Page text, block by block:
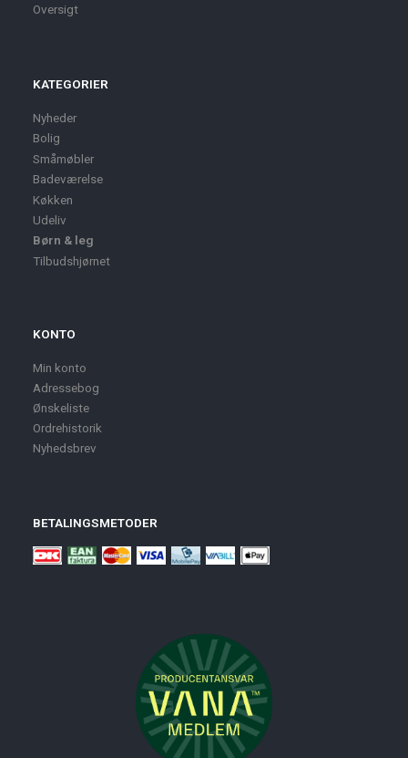
Oversigt
KATEGORIER
Nyheder
Bolig
Småmøbler
Badeværelse
Køkken
Udeliv
Børn & leg
Tilbudshjørnet
KONTO
Min konto
Adressebog
Ønskeliste
Ordrehistorik
Nyhedsbrev
BETALINGSMETODER